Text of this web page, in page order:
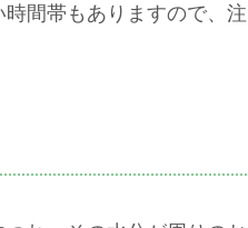
間帯もありますので、注